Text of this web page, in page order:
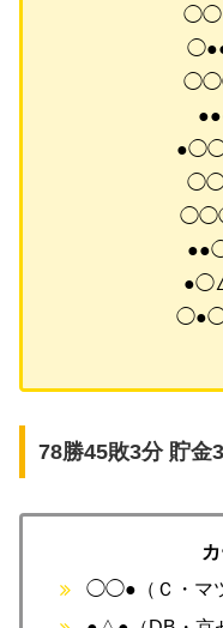
78勝45敗3分 貯金
◯◯●（Ｃ・マ